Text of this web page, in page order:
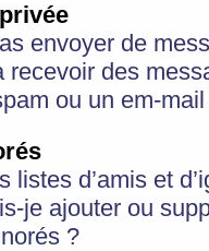
envoyer de
recevoir des
ou un em-
listes d’amis et
je ajouter ou
?